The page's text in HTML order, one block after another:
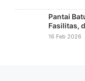
Pantai
Fasilitas,
16 Feb 2026